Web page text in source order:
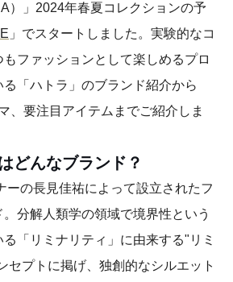
）」2024年春夏コレクションの予
」でスタートしました。実験的なコ
ファッションとして楽しめるプロ
「ハトラ」のブランド紹介から
、要注目アイテムまでご紹介しま
どんなブランド？
の長見佳祐によって設立されたフ
分解人類学の領域で境界性という
「リミナリティ」に由来する"リミ
セプトに掲げ、独創的なシルエット